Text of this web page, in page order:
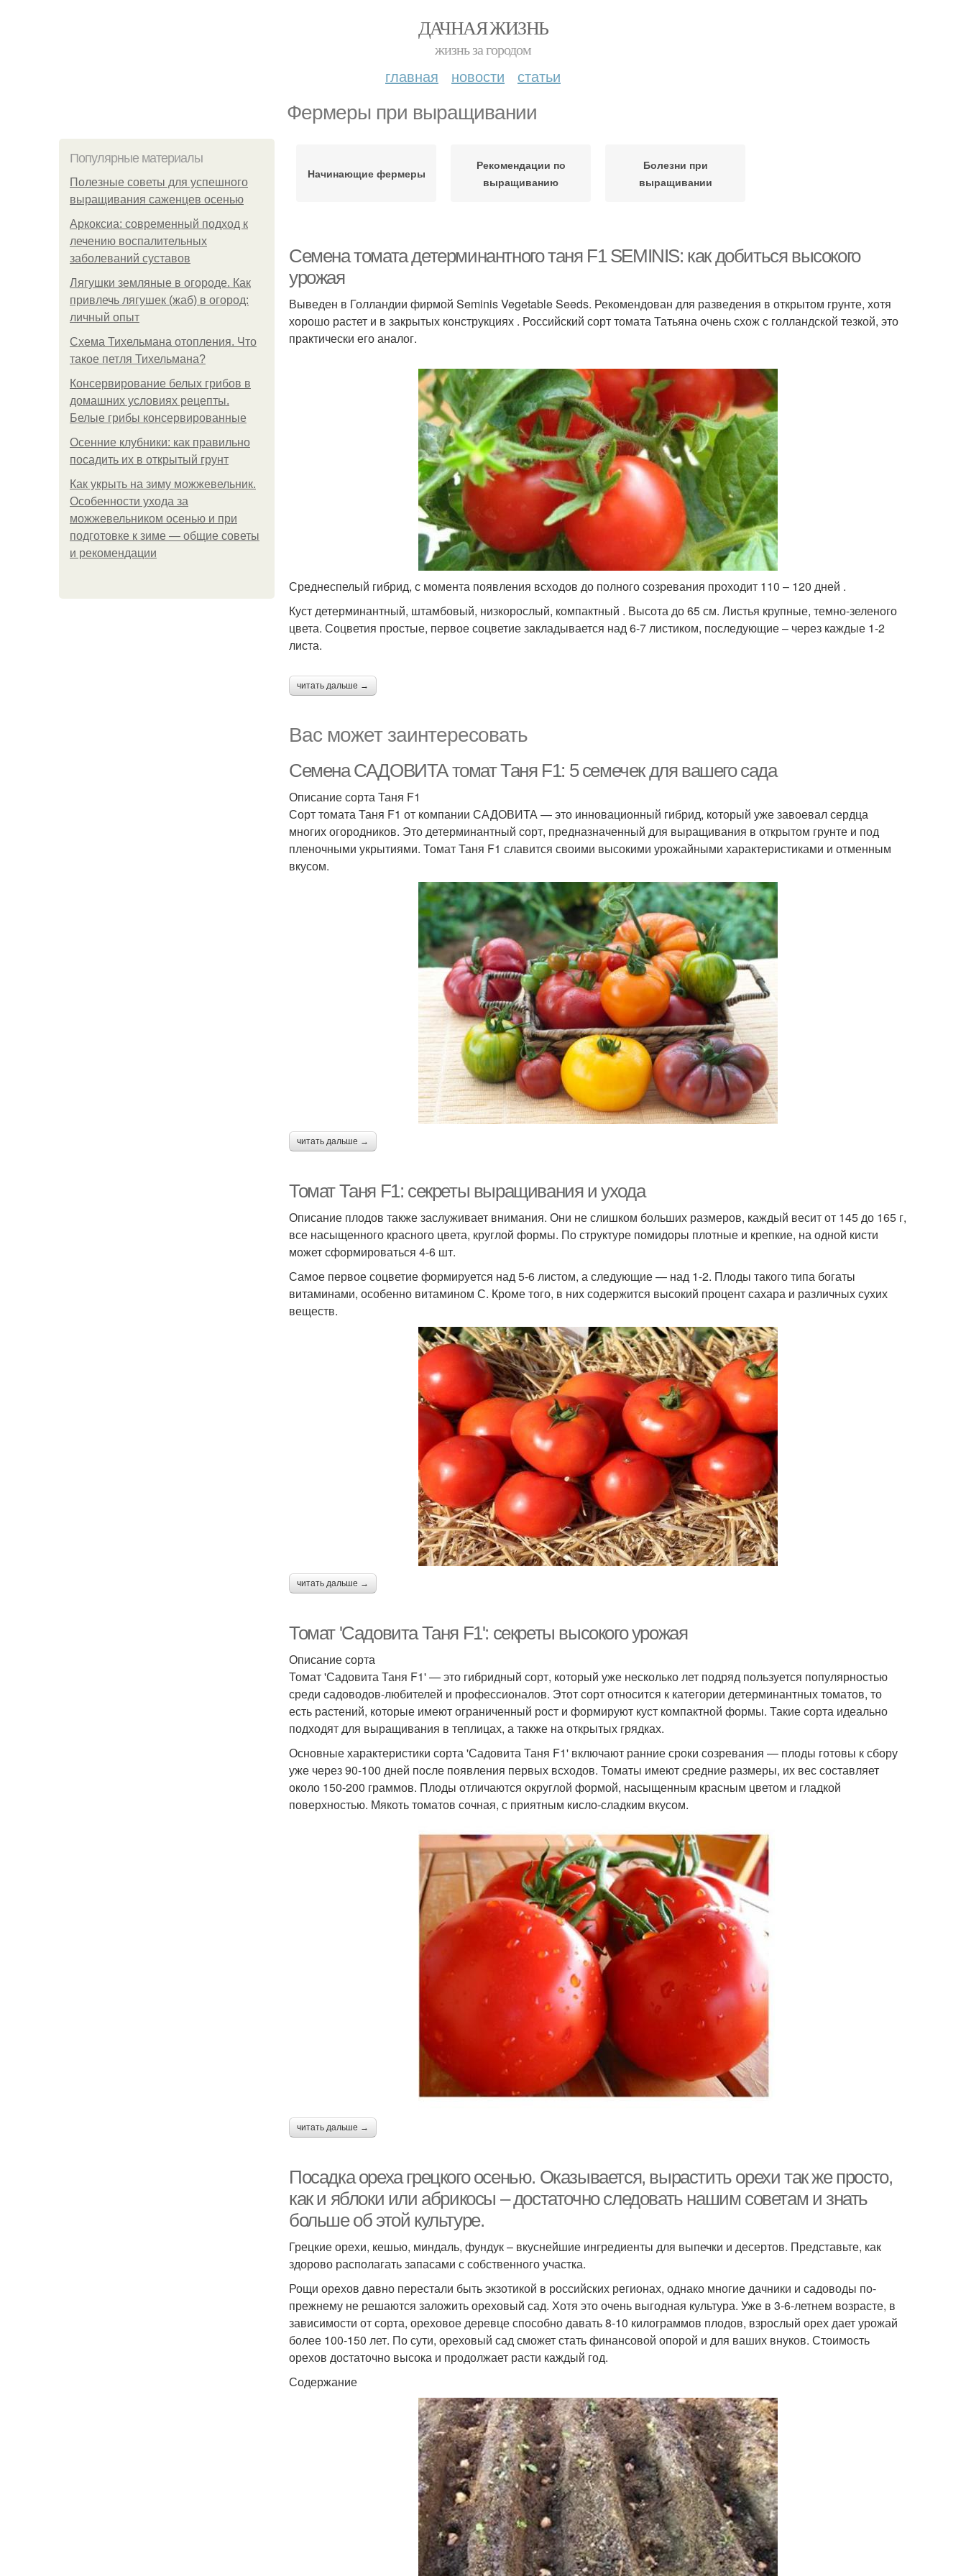
ДАЧНАЯ ЖИЗНЬ
жизнь за городом
главная новости статьи
Фермеры при выращивании
Популярные материалы
Полезные советы для успешного
выращивания саженцев осенью
Аркоксиа: современный подход к
лечению воспалительных
заболеваний суставов
Лягушки земляные в огороде. Как
привлечь лягушек (жаб) в огород:
личный опыт
Схема Тихельмана отопления. Что
такое петля Тихельмана?
Консервирование белых грибов в
домашних условиях рецепты.
Белые грибы консервированные
Осенние клубники: как правильно
посадить их в открытый грунт
Как укрыть на зиму можжевельник.
Особенности ухода за
можжевельником осенью и при
подготовке к зиме — общие советы
и рекомендации
Начинающие фермеры
Рекомендации по
выращиванию
Болезни при
выращивании
Семена томата детерминантного таня F1 SEMINIS: как добиться высокого
урожая
Выведен в Голландии фирмой Seminis Vegetable Seeds. Рекомендован для разведения в открытом грунте, хотя
хорошо растет и в закрытых конструкциях . Российский сорт томата Татьяна очень схож с голландской тезкой, это
практически его аналог.
Среднеспелый гибрид, с момента появления всходов до полного созревания проходит 110 – 120 дней .
Куст детерминантный, штамбовый, низкорослый, компактный . Высота до 65 см. Листья крупные, темно-зеленого
цвета. Соцветия простые, первое соцветие закладывается над 6-7 листиком, последующие – через каждые 1-2
листа.
читать дальше →
Вас может заинтересовать
Семена САДОВИТА томат Таня F1: 5 семечек для вашего сада
Описание сорта Таня F1
Сорт томата Таня F1 от компании САДОВИТА — это инновационный гибрид, который уже завоевал сердца
многих огородников. Это детерминантный сорт, предназначенный для выращивания в открытом грунте и под
пленочными укрытиями. Томат Таня F1 славится своими высокими урожайными характеристиками и отменным
вкусом.
читать дальше →
Томат Таня F1: секреты выращивания и ухода
Описание плодов также заслуживает внимания. Они не слишком больших размеров, каждый весит от 145 до 165 г,
все насыщенного красного цвета, круглой формы. По структуре помидоры плотные и крепкие, на одной кисти
может сформироваться 4-6 шт.
Самое первое соцветие формируется над 5-6 листом, а следующие — над 1-2. Плоды такого типа богаты
витаминами, особенно витамином С. Кроме того, в них содержится высокий процент сахара и различных сухих
веществ.
читать дальше →
Томат 'Садовита Таня F1': секреты высокого урожая
Описание сорта
Томат 'Садовита Таня F1' — это гибридный сорт, который уже несколько лет подряд пользуется популярностью
среди садоводов-любителей и профессионалов. Этот сорт относится к категории детерминантных томатов, то
есть растений, которые имеют ограниченный рост и формируют куст компактной формы. Такие сорта идеально
подходят для выращивания в теплицах, а также на открытых грядках.
Основные характеристики сорта 'Садовита Таня F1' включают ранние сроки созревания — плоды готовы к сбору
уже через 90-100 дней после появления первых всходов. Томаты имеют средние размеры, их вес составляет
около 150-200 граммов. Плоды отличаются округлой формой, насыщенным красным цветом и гладкой
поверхностью. Мякоть томатов сочная, с приятным кисло-сладким вкусом.
читать дальше →
Посадка ореха грецкого осенью. Оказывается, вырастить орехи так же просто,
как и яблоки или абрикосы – достаточно следовать нашим советам и знать
больше об этой культуре.
Грецкие орехи, кешью, миндаль, фундук – вкуснейшие ингредиенты для выпечки и десертов. Представьте, как
здорово располагать запасами с собственного участка.
Рощи орехов давно перестали быть экзотикой в российских регионах, однако многие дачники и садоводы по-
прежнему не решаются заложить ореховый сад. Хотя это очень выгодная культура. Уже в 3-6-летнем возрасте, в
зависимости от сорта, ореховое деревце способно давать 8-10 килограммов плодов, взрослый орех дает урожай
более 100-150 лет. По сути, ореховый сад сможет стать финансовой опорой и для ваших внуков. Стоимость
орехов достаточно высока и продолжает расти каждый год.
Содержание